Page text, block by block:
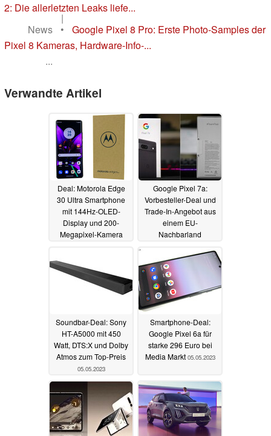
2: Die allerletzten Leaks liefe...
|
News
•
Google Pixel 8 Pro: Erste Photo-Samples der
Pixel 8 Kameras, Hardware-Info-...
...
Verwandte Artikel
Deal: Motorola Edge
30 Ultra Smartphone
mit 144Hz-OLED-
Display und 200-
Megapixel-Kamera
Google Pixel 7a:
Vorbesteller-Deal und
Trade-In-Angebot aus
einem EU-
Nachbarland
06.05.2023
Soundbar-Deal: Sony
HT-A5000 mit 450
Watt, DTS:X und Dolby
Atmos zum Top-Preis
05.05.2023
Smartphone-Deal:
Google Pixel 6a für
starke 296 Euro bei
Media Markt 05.05.2023